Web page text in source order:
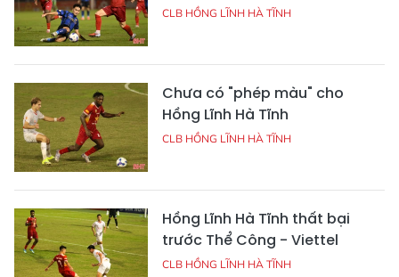
CLB HỒNG LĨNH HÀ TĨNH
Chưa có "phép màu" cho
Hồng Lĩnh Hà Tĩnh
CLB HỒNG LĨNH HÀ TĨNH
Hồng Lĩnh Hà Tĩnh thất bại
trước Thể Công - Viettel
CLB HỒNG LĨNH HÀ TĨNH